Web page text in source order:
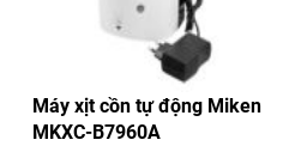
Máy xịt cồn tự động Miken
MKXC-B7960A